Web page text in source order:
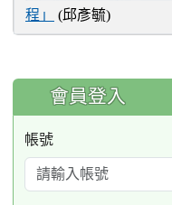
程」
(邱彥毓)
:::
會員登入
帳號